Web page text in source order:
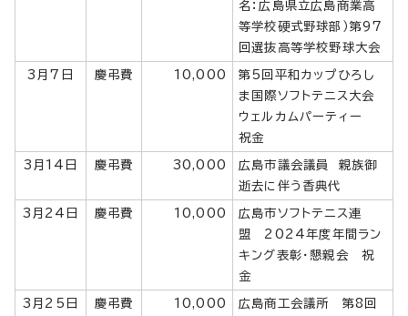
名：広島県立広島商業高
等学校硬式野球部）第97
回選抜高等学校野球大会
3月7日 慶弔費 10,000
第5回平和カップひろし
ま国際ソフトテニス大会
ウェルカムパーティー
祝金
3月14日 慶弔費 30,000
広島市議会議員 親族御
逝去に伴う香典代
3月24日 慶弔費 10,000
広島市ソフトテニス連
盟 2024年度年間ラン
キング表彰・懇親会 祝
金
3月25日 慶弔費 10,000
広島商工会議所 第8回